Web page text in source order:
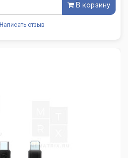
В корзину
Написать отзыв